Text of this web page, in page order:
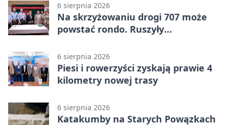
6 sierpnia 2026
Na skrzyżowaniu drogi 707 może
powstać rondo. Ruszyły
6 sierpnia 2026
Piesi i rowerzyści zyskają prawie 4
kilometry nowej trasy
6 sierpnia 2026
Katakumby na Starych Powązkach